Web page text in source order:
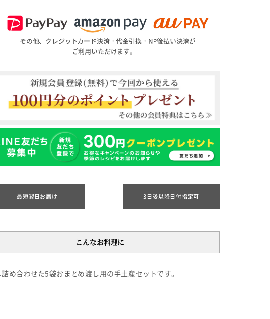
その他、クレジットカード決済・代金引換・NP後払い決済が
ご利用いただけます。
最短翌日お届け 3日後以降日付指定可
こんなお料理に
め合わせた5袋おまとめ渡し用の手土産セットです。